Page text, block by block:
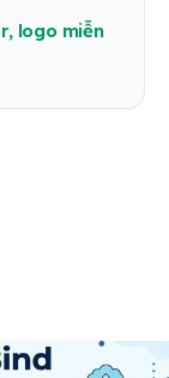
logo miễn